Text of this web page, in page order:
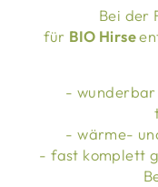
Bei der
für BIO Hirse
-
- wärme-
- fast komplett